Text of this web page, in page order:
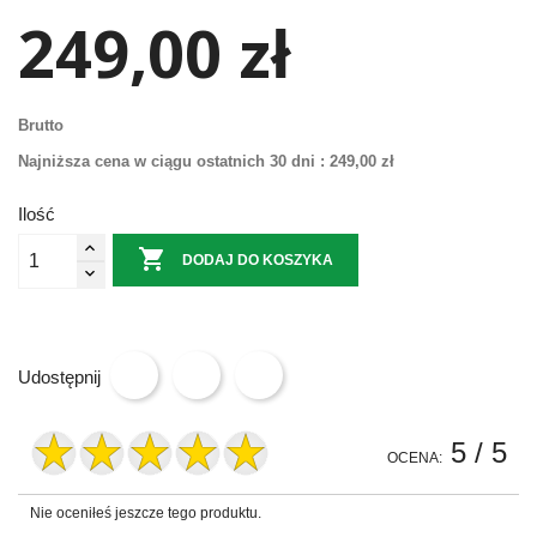
249,00 zł
Brutto
Najniższa cena w ciągu ostatnich 30 dni : 249,00 zł
Ilość
 DODAJ DO KOSZYKA
Udostępnij
OCENA: 5 / 5
Nie oceniłeś jeszcze tego produktu.